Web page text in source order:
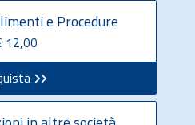
e Procedure
12,00